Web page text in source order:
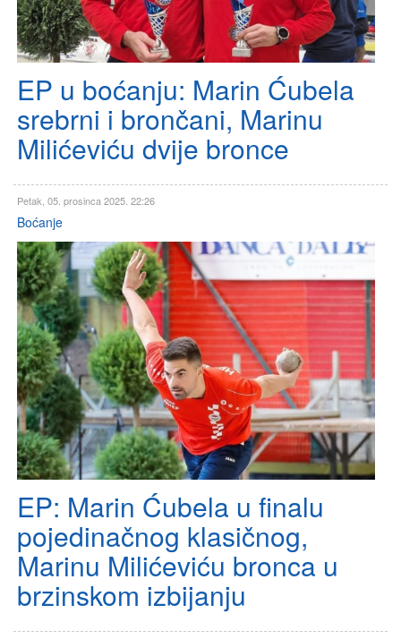
EP u boćanju: Marin Ćubela
srebrni i brončani, Marinu
Milićeviću dvije bronce
Petak, 05. prosinca 2025. 22:26
Boćanje
EP: Marin Ćubela u finalu
pojedinačnog klasičnog,
Marinu Milićeviću bronca u
brzinskom izbijanju